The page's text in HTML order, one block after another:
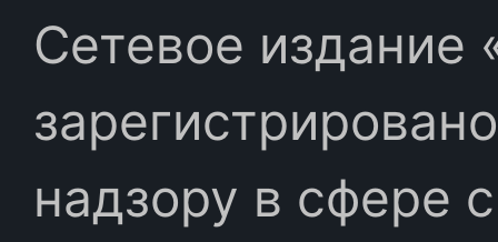
Сетевое издание
надзору в сфере